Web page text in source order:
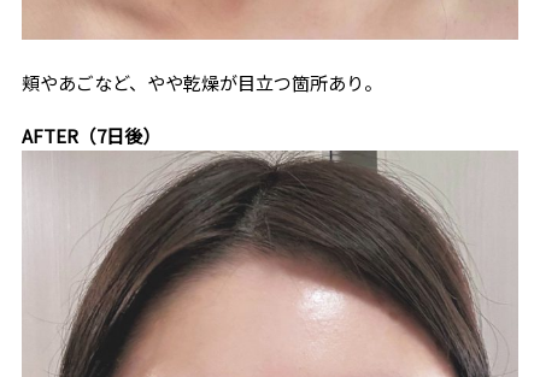
頬やあごなど、やや乾燥が目立つ箇所あり。
AFTER（7日後）